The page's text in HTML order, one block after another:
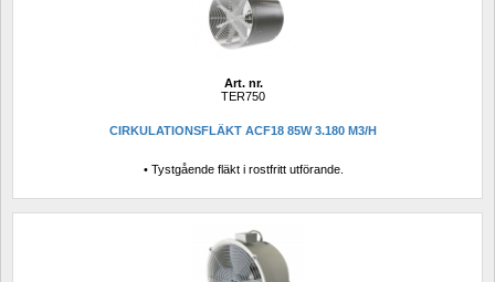
Art. nr.
TER750
CIRKULATIONSFLÄKT ACF18 85W 3.180 M3/H
• Tystgående fläkt i rostfritt utförande.